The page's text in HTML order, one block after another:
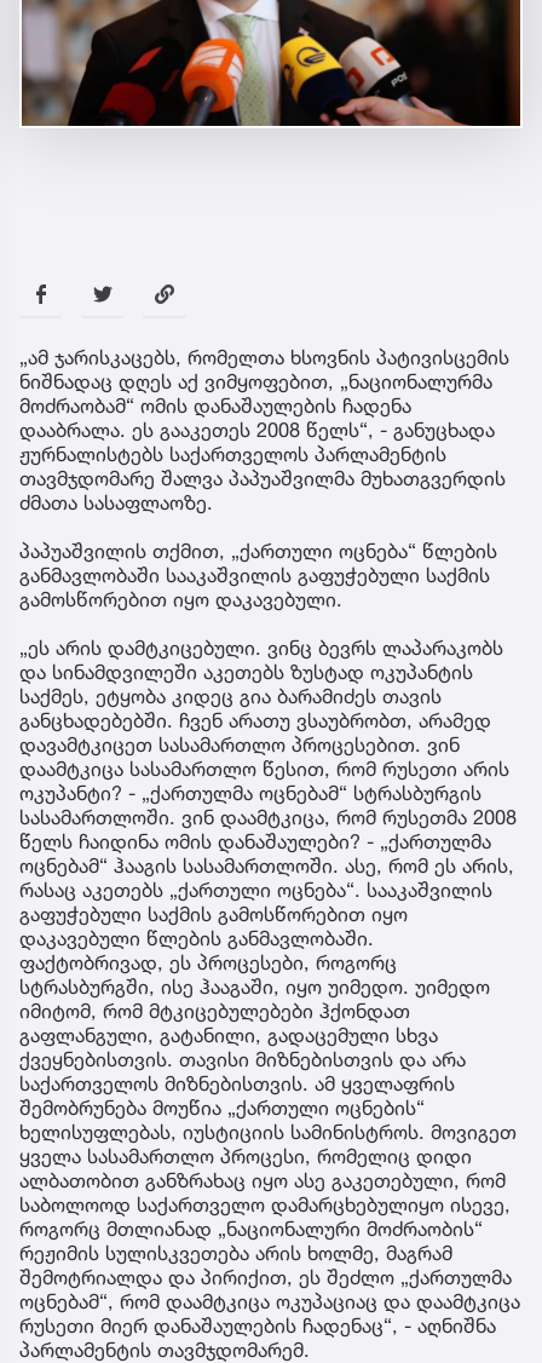
„ამ ჯარისკაცებს, რომელთა ხსოვნის პატივისცემის
ნიშნადაც დღეს აქ ვიმყოფებით, „ნაციონალურმა
მოძრაობამ“ ომის დანაშაულების ჩადენა
დააბრალა. ეს გააკეთეს 2008 წელს“, - განუცხადა
ჟურნალისტებს საქართველოს პარლამენტის
თავმჯდომარე შალვა პაპუაშვილმა მუხათგვერდის
ძმათა სასაფლაოზე.
პაპუაშვილის თქმით, „ქართული ოცნება“ წლების
განმავლობაში სააკაშვილის გაფუჭებული საქმის
გამოსწორებით იყო დაკავებული.
„ეს არის დამტკიცებული. ვინც ბევრს ლაპარაკობს
და სინამდვილეში აკეთებს ზუსტად ოკუპანტის
საქმეს, ეტყობა კიდეც გია ბარამიძეს თავის
განცხადებებში. ჩვენ არათუ ვსაუბრობთ, არამედ
დავამტკიცეთ სასამართლო პროცესებით. ვინ
დაამტკიცა სასამართლო წესით, რომ რუსეთი არის
ოკუპანტი? - „ქართულმა ოცნებამ“ სტრასბურგის
სასამართლოში. ვინ დაამტკიცა, რომ რუსეთმა 2008
წელს ჩაიდინა ომის დანაშაულები? - „ქართულმა
ოცნებამ“ ჰააგის სასამართლოში. ასე, რომ ეს არის,
რასაც აკეთებს „ქართული ოცნება“. სააკაშვილის
გაფუჭებული საქმის გამოსწორებით იყო
დაკავებული წლების განმავლობაში.
ფაქტობრივად, ეს პროცესები, როგორც
სტრასბურგში, ისე ჰააგაში, იყო უიმედო. უიმედო
იმიტომ, რომ მტკიცებულებები ჰქონდათ
გაფლანგული, გატანილი, გადაცემული სხვა
ქვეყნებისთვის. თავისი მიზნებისთვის და არა
საქართველოს მიზნებისთვის. ამ ყველაფრის
შემობრუნება მოუწია „ქართული ოცნების“
ხელისუფლებას, იუსტიციის სამინისტროს. მოვიგეთ
ყველა სასამართლო პროცესი, რომელიც დიდი
ალბათობით განზრახაც იყო ასე გაკეთებული, რომ
საბოლოოდ საქართველო დამარცხებულიყო ისევე,
როგორც მთლიანად „ნაციონალური მოძრაობის“
რეჟიმის სულისკვეთება არის ხოლმე, მაგრამ
შემოტრიალდა და პირიქით, ეს შეძლო „ქართულმა
ოცნებამ“, რომ დაამტკიცა ოკუპაციაც და დაამტკიცა
რუსეთი მიერ დანაშაულების ჩადენაც“, - აღნიშნა
პარლამენტის თავმჯდომარემ.